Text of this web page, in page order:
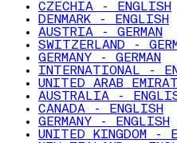
CZECHIA - ENGLISH
DENMARK - ENGLISH
AUSTRIA - GERMAN
SWITZERLAND -
GERMANY - GERMAN
INTERNATIONAL -
UNITED ARAB
AUSTRALIA -
CANADA - ENGLISH
GERMANY - ENGLISH
UNITED KINGDOM -